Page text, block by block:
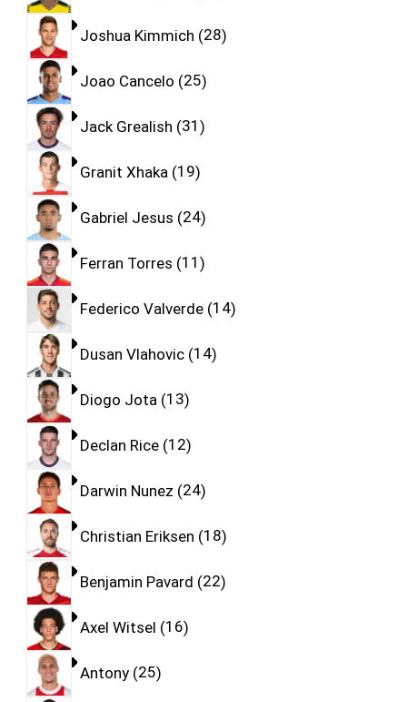
Joshua Kimmich 28
Joao Cancelo 25
Jack Grealish 31
Granit Xhaka 19
Gabriel Jesus 24
Ferran Torres 11
Federico Valverde 14
Dusan Vlahovic 14
Diogo Jota 13
Declan Rice 12
Darwin Nunez 24
Christian Eriksen 18
Benjamin Pavard 22
Axel Witsel 16
Antony 25